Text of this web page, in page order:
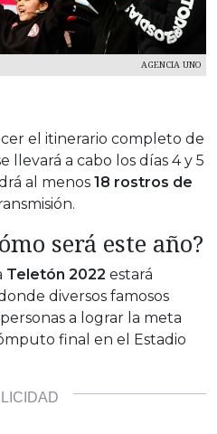
AGENCIA UNO
el itinerario completo de
llevará a cabo los días 4 y 5
al menos 18 rostros de
será este año?
Teletón 2022 estará
diversos famosos
a lograr la meta
final en el Estadio